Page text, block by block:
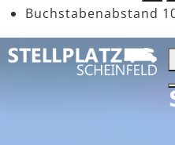
Buchstabenabstand